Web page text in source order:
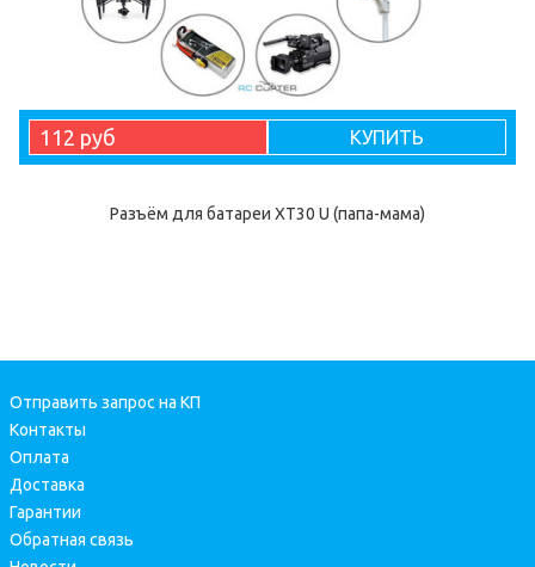
112 руб КУПИТЬ
Разъём для батареи XT30 U (папа-мама)
Отправить запрос на КП
Контакты
Оплата
Доставка
Гарантии
Обратная связь